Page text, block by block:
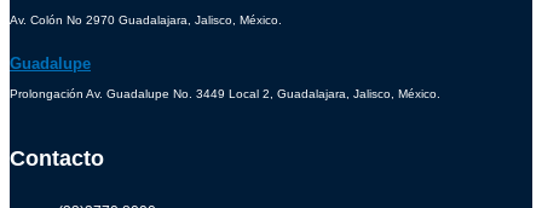
Av. Colón No 2970 Guadalajara, Jalisco, México.
Guadalupe
Prolongación Av. Guadalupe No. 3449 Local 2, Guadalajara, Jalisco, México.
Contacto